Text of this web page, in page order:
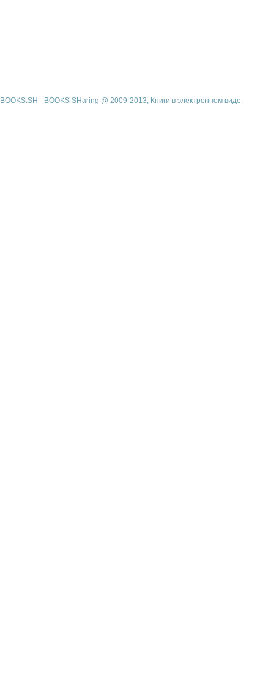
BOOKS.SH - BOOKS SHaring @ 2009-2013, Книги в электронном виде.